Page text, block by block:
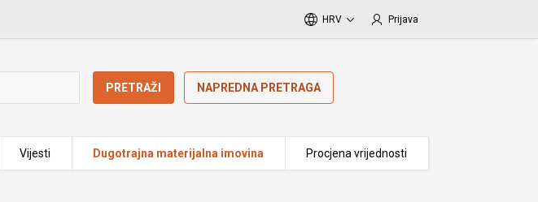
HRV Prijava
PRETRAŽI NAPREDNA PRETRAGA
Vijesti Dugotrajna materijalna imovina Procjena vrijednosti